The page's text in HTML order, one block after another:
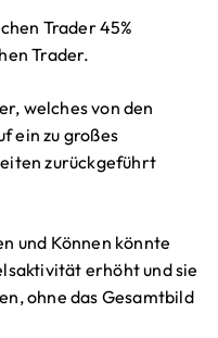
Trader 45%
Trader.
welches von den
ein zu großes
zurückgeführt
und Können könnte
erhöht und sie
ohne das Gesamtbild